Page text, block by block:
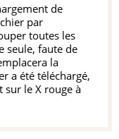
de
par
toutes les
seule, faute de
la
a été téléchargé,
le X rouge à